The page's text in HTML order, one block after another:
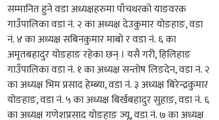
सम्मानित हुने वडा अध्यक्षहरुमा पाँचथरको याङवरक
गाउँपालिका वडा नं. २ का अध्यक्ष देउकुमार योङहाङ, वडा
नं. ४ का अध्यक्ष सबिनकुमार माबो र वडा नं. ६ का
अमृतबहादुर योङहाङ रहेका छन् । यसै गरी, हिलिहाङ
गाउँपालिका वडा नं. १ का अध्यक्ष सन्तोष लिङदेन, वडा नं. २
का अध्यक्ष भिम प्रसाद हेम्ब्या, वडा नं. ३ अध्यक्ष बिरेन्द्रकुमार
योङहाङ, वडा नं. ५ का अध्यक्ष बिर्खबहादुर सुहाङ, वडा नं. ६
का अध्यक्ष गणेशप्रसाद योङहाङ ज्यू, वडा नं. ७ का अध्यक्ष